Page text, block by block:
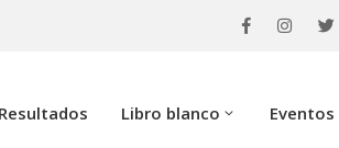
Resultados Libro blanco Eventos